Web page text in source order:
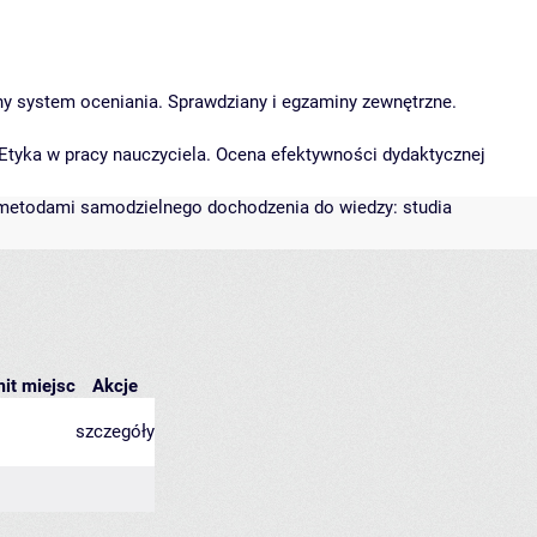
oceniania. Sprawdziany i egzaminy zewnętrzne.
w pracy nauczyciela. Ocena efektywności dydaktycznej
samodzielnego dochodzenia do wiedzy: studia
miejsc Akcje
szczegóły